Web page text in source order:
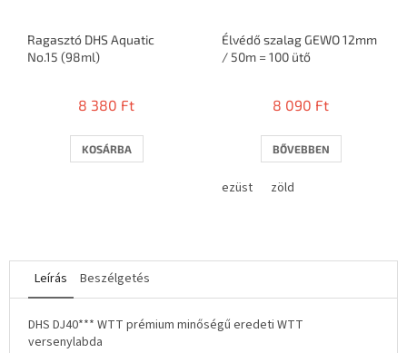
Ragasztó DHS Aquatic
No.15 (98ml)
8 380 Ft
KOSÁRBA
Élvédő szalag GEWO 12mm
/ 50m = 100 ütő
8 090 Ft
BŐVEBBEN
ezüst zöld
Leírás Beszélgetés
DHS DJ40*** WTT prémium minőségű eredeti WTT
versenylabda